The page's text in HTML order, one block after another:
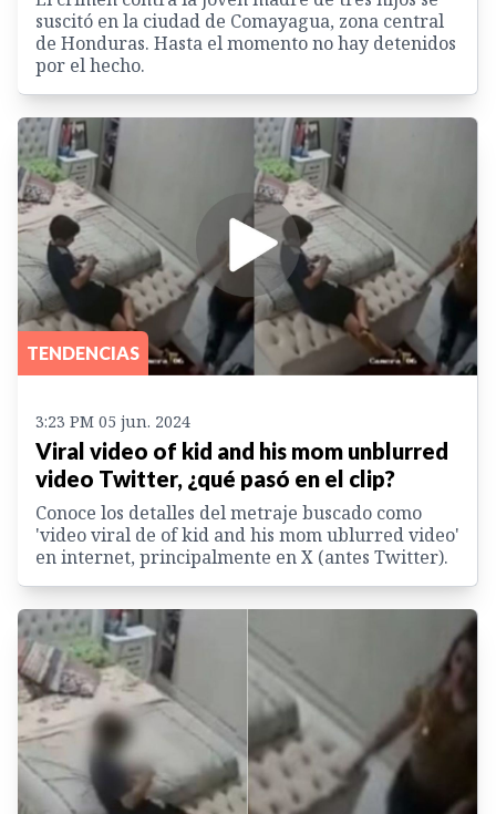
suscitó en la ciudad de Comayagua, zona central
de Honduras. Hasta el momento no hay detenidos
por el hecho.
TENDENCIAS
3:23 PM 05 jun. 2024
Viral video of kid and his mom unblurred
video Twitter, ¿qué pasó en el clip?
Conoce los detalles del metraje buscado como
'video viral de of kid and his mom ublurred video'
en internet, principalmente en X (antes Twitter).